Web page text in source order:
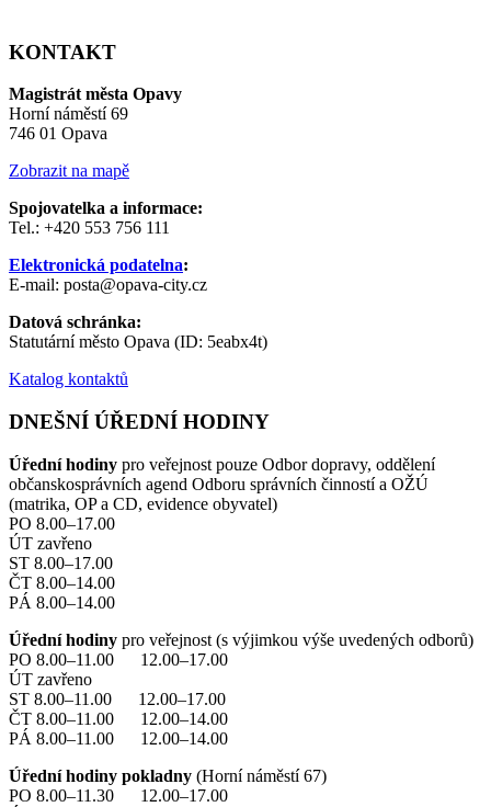
KONTAKT
Magistrát města Opavy
Horní náměstí 69
746 01 Opava
Zobrazit na mapě
Spojovatelka a informace:
Tel.: +420 553 756 111
Elektronická podatelna:
E-mail: posta@opava-city.cz
Datová schránka:
Statutární město Opava (ID: 5eabx4t)
Katalog kontaktů
DNEŠNÍ ÚŘEDNÍ HODINY
Úřední hodiny pro veřejnost pouze Odbor dopravy, oddělení
občanskosprávních agend Odboru správních činností a OŽÚ
(matrika, OP a CD, evidence obyvatel)
PO 8.00–17.00
ÚT zavřeno
ST 8.00–17.00
ČT 8.00–14.00
PÁ 8.00–14.00
Úřední hodiny pro veřejnost (s výjimkou výše uvedených odborů)
PO 8.00–11.00 12.00–17.00
ÚT zavřeno
ST 8.00–11.00 12.00–17.00
ČT 8.00–11.00 12.00–14.00
PÁ 8.00–11.00 12.00–14.00
Úřední hodiny pokladny (Horní náměstí 67)
PO 8.00–11.30 12.00–17.00